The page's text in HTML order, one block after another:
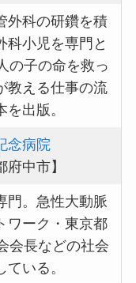
外科の研鑽を積
科小児を専門と
の子の命を救っ
教える仕事の流
を出版。
念病院
府中市】
門。急性大動脈
ワーク・東京都
会長などの社会
ている。